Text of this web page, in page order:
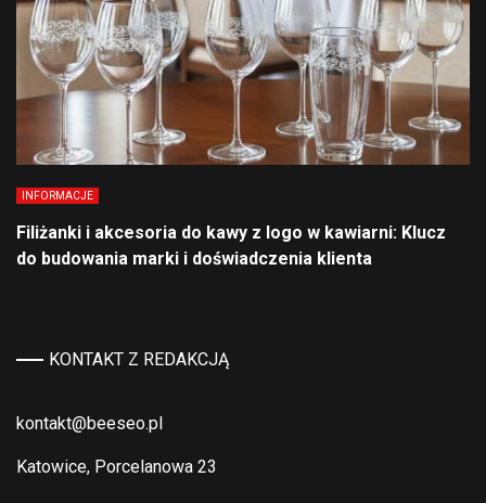
INFORMACJE
Filiżanki i akcesoria do kawy z logo w kawiarni: Klucz
do budowania marki i doświadczenia klienta
KONTAKT Z REDAKCJĄ
kontakt@beeseo.pl
Katowice, Porcelanowa 23